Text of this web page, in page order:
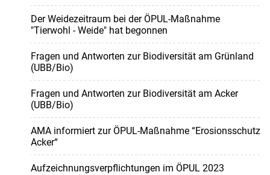
Der Weidezeitraum bei der ÖPUL-Maßnahme
"Tierwohl - Weide" hat begonnen
Fragen und Antworten zur Biodiversität am Grünland
(UBB/Bio)
Fragen und Antworten zur Biodiversität am Acker
(UBB/Bio)
AMA informiert zur ÖPUL-Maßnahme “Erosionsschutz
Acker“
Aufzeichnungsverpflichtungen im ÖPUL 2023